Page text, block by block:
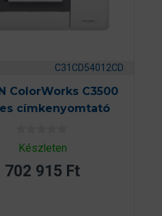
C31CD54012CD
ColorWorks C3500
címkenyomtató
0
a
5
Készleten
702 915 Ft